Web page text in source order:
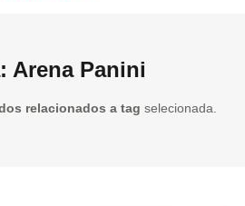
Arena Panini
relacionados a tag selecionada.